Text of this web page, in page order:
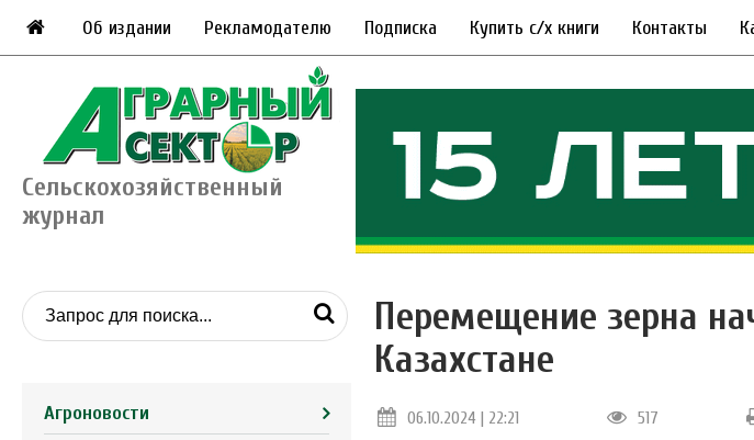
Об издании Рекламодателю Подписка Купить с/х книги Контакты
Сельскохозяйственный
журнал
Агроновости
Перемещение зерна
Казахстане
06.10.2024 | 22:21 517